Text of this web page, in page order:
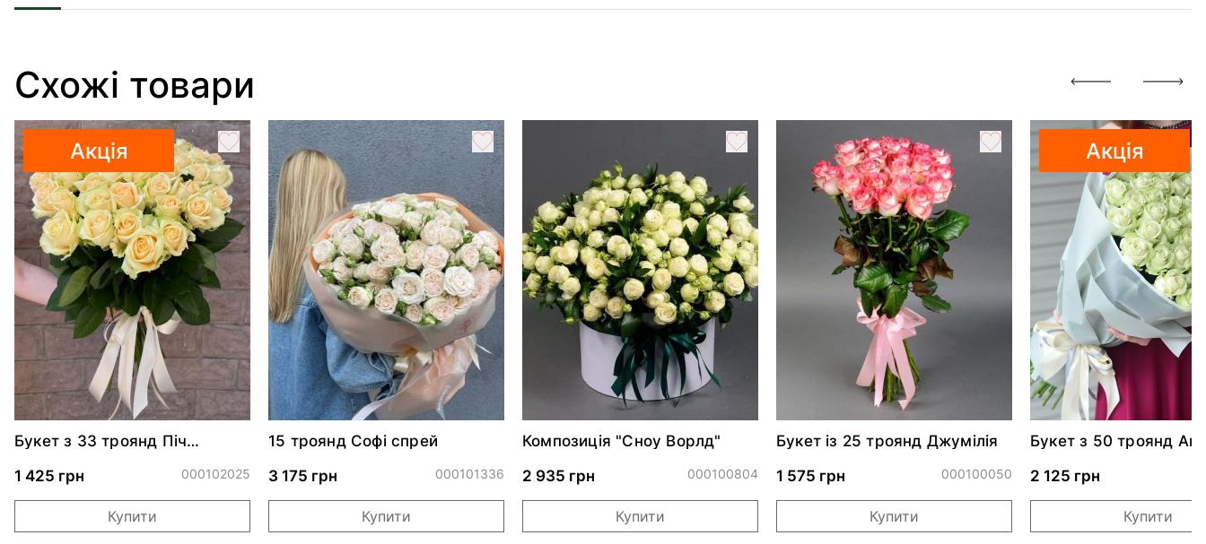
Схожі товари
Акція
Букет з 33 троянд Піч
1 425 грн
000102025
Купити
15 троянд Софі спрей
3 175 грн
000101336
Купити
Композиція "Сноу Ворлд"
2 935 грн
000100804
Купити
Букет із 25 троянд Джумілія
1 575 грн
000100050
Купити
Акція
Букет з 50 троянд
2 125 грн
Купити